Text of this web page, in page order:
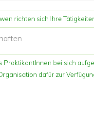
richten sich Ihre
bei sich
dafür zur